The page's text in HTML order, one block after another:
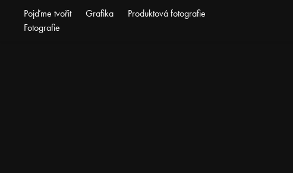
Pojďme tvořit Grafika
Produktová fotografie
Fotografie